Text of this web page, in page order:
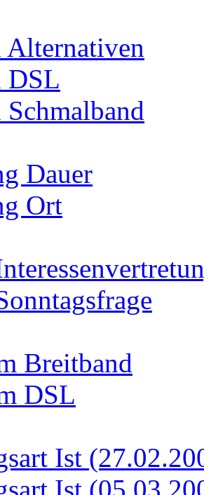
Alternativen
DSL
Dauer
Ort
Breitband
DSL
Ist
Ist